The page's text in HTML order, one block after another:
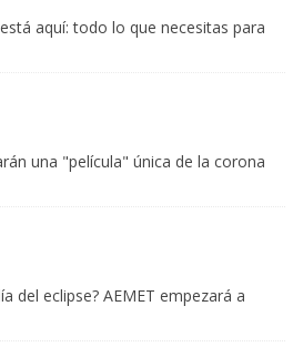
aquí: todo lo que necesitas para
una "película" única de la corona
del eclipse? AEMET empezará a